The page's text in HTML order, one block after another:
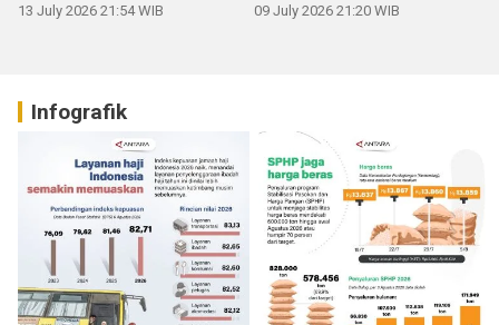
13 July 2026 21:54 WIB 09 July 2026 21:20 WIB
Infografik